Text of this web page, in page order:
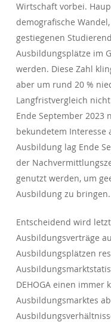
Wirtschaft vorbei.
demografische
gestiegenen
Ausbildungsplätze im
werden. Diese Zahl
aber um rund 20 %
Langfristvergleich
Ende September 2023
bekundetem Interesse
Ausbildung lag Ende
der
genutzt werden, um
Ausbildung zu bringen.
Entscheidend wird
Ausbildungsverträge
Ausbildungsplätzen
DEHOGA einen immer
Ausbildungsmarktes